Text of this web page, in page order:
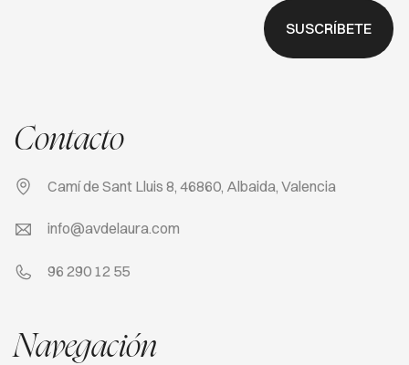
SUSCRÍBETE
Contacto
Camí de Sant Lluis 8, 46860, Albaida, Valencia
info@avdelaura.com
96 290 12 55
Navegación